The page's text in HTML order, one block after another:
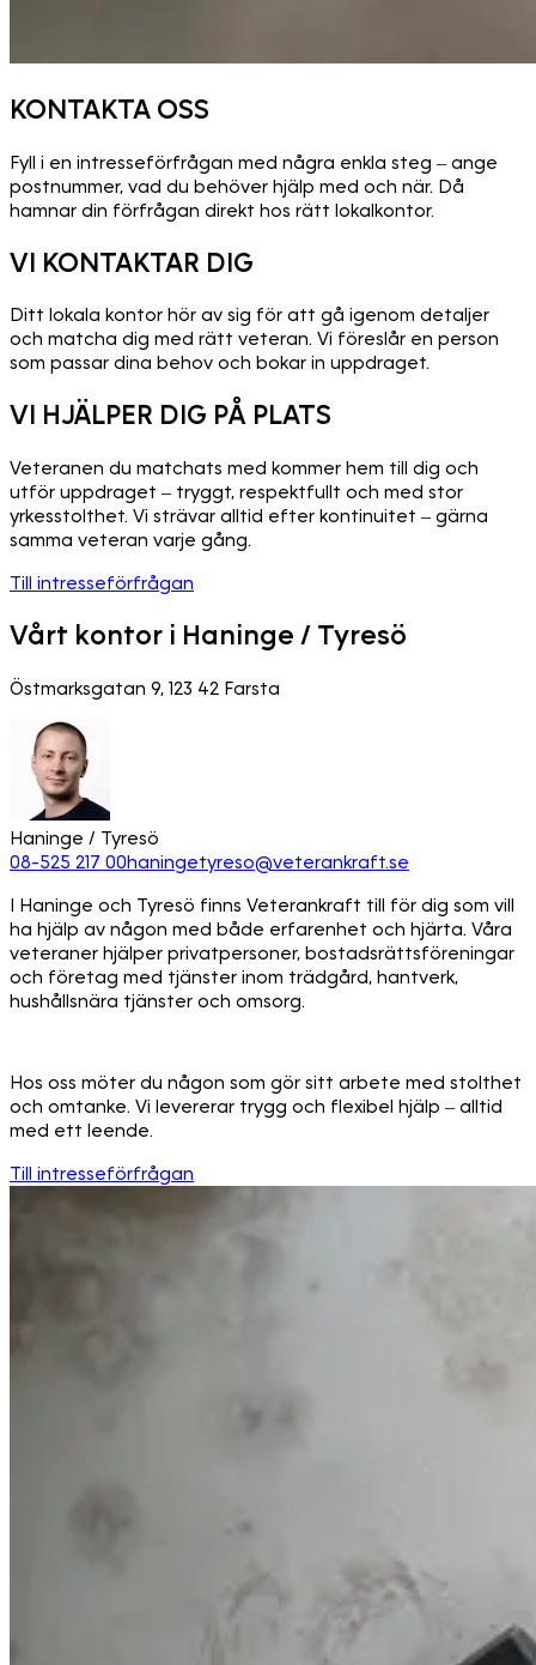
KONTAKTA OSS
Fyll i en intresseförfrågan med några enkla steg – ange
postnummer, vad du behöver hjälp med och när. Då
hamnar din förfrågan direkt hos rätt lokalkontor.
VI KONTAKTAR DIG
Ditt lokala kontor hör av sig för att gå igenom detaljer
och matcha dig med rätt veteran. Vi föreslår en person
som passar dina behov och bokar in uppdraget.
VI HJÄLPER DIG PÅ PLATS
Veteranen du matchats med kommer hem till dig och
utför uppdraget – tryggt, respektfullt och med stor
yrkesstolthet. Vi strävar alltid efter kontinuitet – gärna
samma veteran varje gång.
Till intresseförfrågan
Vårt kontor i Haninge / Tyresö
Östmarksgatan 9, 123 42 Farsta
Haninge / Tyresö
08-525 217 00haningetyreso@veterankraft.se
I Haninge och Tyresö finns Veterankraft till för dig som vill
ha hjälp av någon med både erfarenhet och hjärta. Våra
veteraner hjälper privatpersoner, bostadsrättsföreningar
och företag med tjänster inom trädgård, hantverk,
hushållsnära tjänster och omsorg.
Hos oss möter du någon som gör sitt arbete med stolthet
och omtanke. Vi levererar trygg och flexibel hjälp – alltid
med ett leende.
Till intresseförfrågan